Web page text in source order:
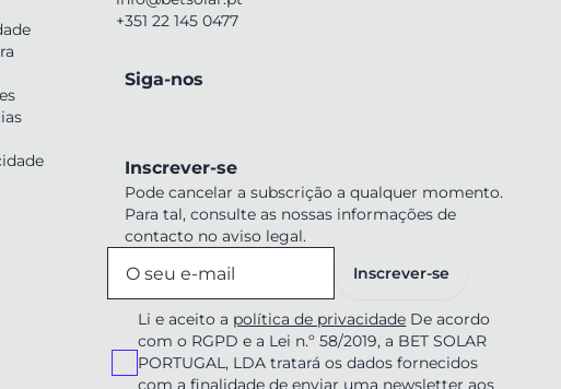
+351 22 145 0477
Siga-nos
Inscrever-se
Pode cancelar a subscrição a qualquer momento.
Para tal, consulte as nossas informações de
contacto no aviso legal.
Inscrever-se
Li e aceito a política de privacidade De acordo
com o RGPD e a Lei n.º 58/2019, a BET SOLAR
PORTUGAL, LDA tratará os dados fornecidos
com a finalidade de enviar uma newsletter aos